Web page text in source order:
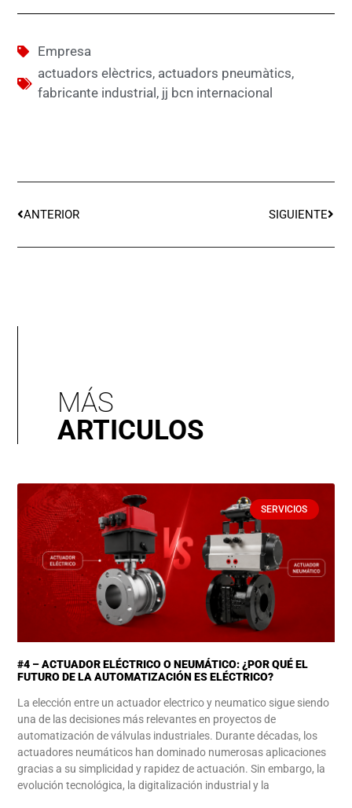
Empresa
actuadors elèctrics, actuadors pneumàtics,
fabricante industrial , jj bcn internacional
ANTERIOR SIGUIENTE
MÁS
ARTICULOS
SERVICIOS
#4 – ACTUADOR ELÉCTRICO O NEUMÁTICO: ¿POR QUÉ EL
FUTURO DE LA AUTOMATIZACIÓN ES ELÉCTRICO?
La elección entre un actuador electrico y neumatico sigue siendo
una de las decisiones más relevantes en proyectos de
automatización de válvulas industriales. Durante décadas, los
actuadores neumáticos han dominado numerosas aplicaciones
gracias a su simplicidad y rapidez de actuación. Sin embargo, la
evolución tecnológica, la digitalización industrial y la